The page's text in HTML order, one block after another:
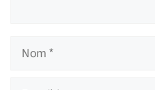
Nom